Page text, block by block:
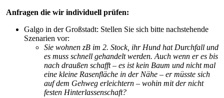
Anfragen die wir individuell prüfen:
Galgo in der Großstadt: Stellen Sie sich bitte nachstehende
Szenarien vor:
Sie wohnen zB im 2. Stock, ihr Hund hat Durchfall und
es muss schnell gehandelt werden. Auch wenn er es bis
nach draußen schafft – es ist kein Baum und nicht mal
eine kleine Rasenfläche in der Nähe – er müsste sich
auf dem Gehweg erleichtern – wohin mit der nicht
festen Hinterlassenschaft?